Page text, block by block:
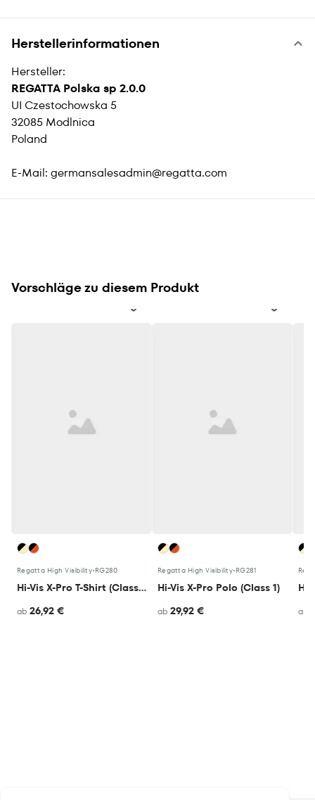
Herstellerinformationen
Hersteller:
REGATTA Polska sp 2.0.0
UI Czestochowska 5
32085 Modlnica
Poland
E-Mail: germansalesadmin@regatta.com
Vorschläge zu diesem Produkt
Regatta High Visibility•RG280
Hi-Vis X-Pro T-Shirt (Class 1)
ab 26,92 €
Regatta High Visibility•RG281
Hi-Vis X-Pro Polo (Class 1)
ab 29,92 € ab